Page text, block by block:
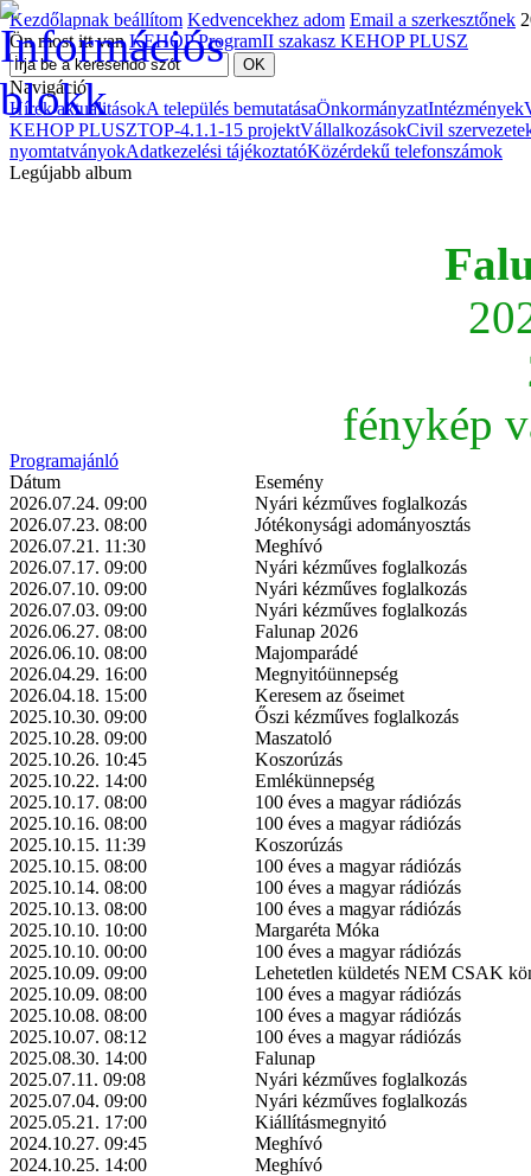
Kezdőlapnak beállítom Kedvencekhez adom Email a szerkesztőnek
Ön most itt van KEHOP ProgramII szakasz KEHOP PLUSZ
Navigáció
Hírek aktualitásokA település bemutatásaÖnkormányzatIntézmények
KEHOP PLUSZTOP-4.1.1-15 projektVállalkozásokCivil
nyomtatványokAdatkezelési tájékoztatóKözérdekű telefonszámok
Legújabb album
fénykép
Programajánló
Dátum
Esemény
2026.07.24. 09:00
Nyári kézműves foglalkozás
2026.07.23. 08:00
Jótékonysági adományosztás
2026.07.21. 11:30
Meghívó
2026.07.17. 09:00
Nyári kézműves foglalkozás
2026.07.10. 09:00
Nyári kézműves foglalkozás
2026.07.03. 09:00
Nyári kézműves foglalkozás
2026.06.27. 08:00
Falunap 2026
2026.06.10. 08:00
Majomparádé
2026.04.29. 16:00
Megnyitóünnepség
2026.04.18. 15:00
Keresem az őseimet
2025.10.30. 09:00
Őszi kézműves foglalkozás
2025.10.28. 09:00
Maszatoló
2025.10.26. 10:45
Koszorúzás
2025.10.22. 14:00
Emlékünnepség
2025.10.17. 08:00
100 éves a magyar rádiózás
2025.10.16. 08:00
100 éves a magyar rádiózás
2025.10.15. 11:39
Koszorúzás
2025.10.15. 08:00
100 éves a magyar rádiózás
2025.10.14. 08:00
100 éves a magyar rádiózás
2025.10.13. 08:00
100 éves a magyar rádiózás
2025.10.10. 10:00
Margaréta Móka
2025.10.10. 00:00
100 éves a magyar rádiózás
2025.10.09. 09:00
Lehetetlen küldetés NEM CSAK
2025.10.09. 08:00
100 éves a magyar rádiózás
2025.10.08. 08:00
100 éves a magyar rádiózás
2025.10.07. 08:12
100 éves a magyar rádiózás
2025.08.30. 14:00
Falunap
2025.07.11. 09:08
Nyári kézműves foglalkozás
2025.07.04. 09:00
Nyári kézműves foglalkozás
2025.05.21. 17:00
Kiállításmegnyitó
2024.10.27. 09:45
Meghívó
2024.10.25. 14:00
Meghívó